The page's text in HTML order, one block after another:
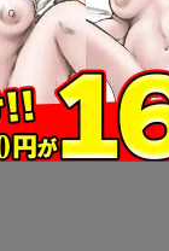
ーマー×かわ
務所「Varium
デビューした綿
。